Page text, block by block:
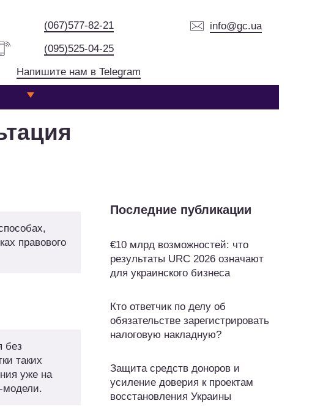
(067)577-82-21
(095)525-04-25
Напишите нам в Telegram
info@gc.ua
правового
без
таких
уже на
модели.
Последние публикации
€10 млрд возможностей: что
результаты URC 2026 означают
для украинского бизнеса
Кто ответчик по делу об
обязательстве зарегистрировать
налоговую накладную?
Защита средств доноров и
усиление доверия к проектам
восстановления Украины